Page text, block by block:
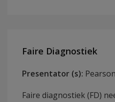
Faire Diagnostiek
Presentator (s):
Faire diagnostiek (FD)